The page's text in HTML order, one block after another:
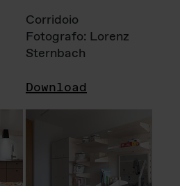
Corridoio
Fotografo: Lorenz
Sternbach
Download